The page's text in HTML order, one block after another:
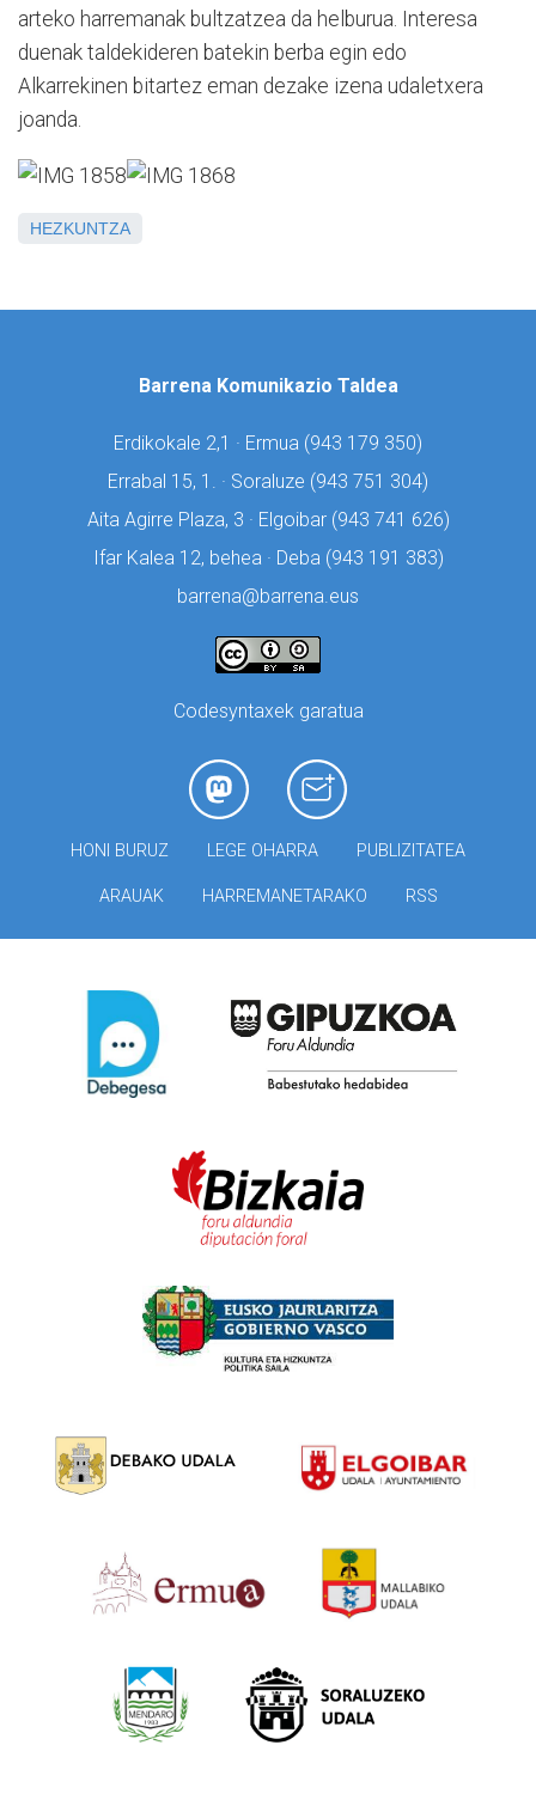
arteko harremanak bultzatzea da helburua. Interesa
duenak taldekideren batekin berba egin edo
Alkarrekinen bitartez eman dezake izena udaletxera
joanda.
HEZKUNTZA
Barrena Komunikazio Taldea
Erdikokale 2,1 · Ermua (943 179 350)
Errabal 15, 1. · Soraluze (943 751 304)
Aita Agirre Plaza, 3 · Elgoibar (943 741 626)
Ifar Kalea 12, behea · Deba (943 191 383)
barrena@barrena.eus
Codesyntaxek garatua
HONI BURUZ LEGE OHARRA PUBLIZITATEA
ARAUAK HARREMANETARAKO RSS